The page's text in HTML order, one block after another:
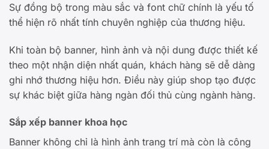
Sự đồng bộ trong màu sắc và font chữ chính là yếu tố
thể hiện rõ nhất tính chuyên nghiệp của thương hiệu.
Khi toàn bộ banner, hình ảnh và nội dung được thiết kế
theo một nhận diện nhất quán, khách hàng sẽ dễ dàng
ghi nhớ thương hiệu hơn. Điều này giúp shop tạo được
sự khác biệt giữa hàng ngàn đối thủ cùng ngành hàng.
Sắp xếp banner khoa học
Banner không chỉ là hình ảnh trang trí mà còn là công